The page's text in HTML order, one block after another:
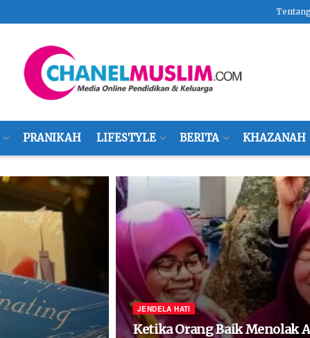
PRANIKAH LIFESTYLE BERITA KHAZANAH
JENDELA HATI
Ketika Orang Baik Menolak